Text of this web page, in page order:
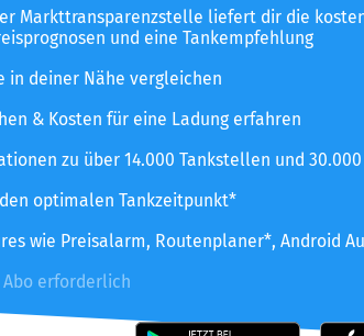
Markttransparenzstelle liefert dir die
und eine Tankempfehlung
in deiner Nähe vergleichen
& Kosten für eine Ladung erfahren
zu über 14.000 Tankstellen und
optimalen Tankzeitpunkt*
wie Preisalarm, Routenplaner*, Android
erforderlich